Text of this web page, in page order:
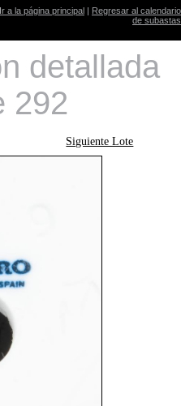
Ir a la página principal | Regresar al calendario
de subastas
detallada
292
Siguiente Lote